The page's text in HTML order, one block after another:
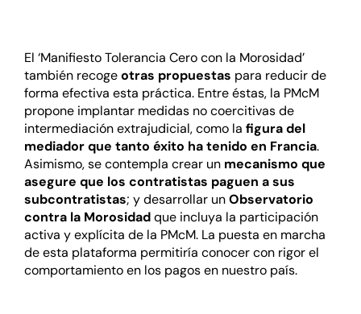
El ‘Manifiesto Tolerancia Cero con la Morosidad’
también recogeotras propuestas para reducir de
forma efectiva esta práctica. Entre éstas, la PMcM
propone implantar medidas no coercitivas de
intermediación extrajudicial, como la figura del
mediador que tanto éxito ha tenido en Francia.
Asimismo, se contempla crear un mecanismo que
asegure que los contratistas paguen a sus
subcontratistas; y desarrollar unObservatorio
contra la Morosidadque incluya la participación
activa y explícita de la PMcM. La puesta en marcha
de esta plataforma permitiría conocer con rigor el
comportamiento en los pagos en nuestro país.